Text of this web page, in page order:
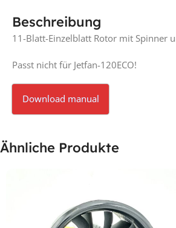
Beschreibung
11-Blatt-Einzelblatt Rotor mit Spinner
Passt nicht für Jetfan-120ECO!
Download manual
Ähnliche Produkte